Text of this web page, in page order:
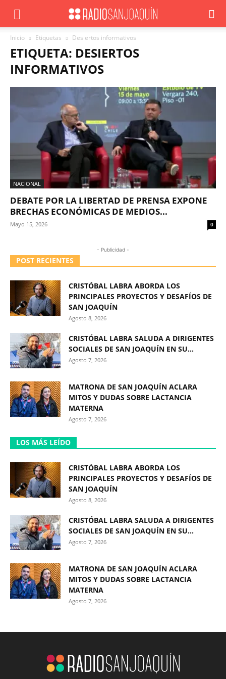
Inicio Etiquetas Desiertos informativos
ETIQUETA: DESIERTOS
INFORMATIVOS
NACIONAL
DEBATE POR LA LIBERTAD DE PRENSA EXPONE
BRECHAS ECONÓMICAS DE MEDIOS...
Mayo 15, 2026 0
- Publicidad -
POST RECIENTES
CRISTÓBAL LABRA ABORDA LOS
PRINCIPALES PROYECTOS Y DESAFÍOS DE
SAN JOAQUÍN
Agosto 8, 2026
CRISTÓBAL LABRA SALUDA A DIRIGENTES
SOCIALES DE SAN JOAQUÍN EN SU...
Agosto 7, 2026
MATRONA DE SAN JOAQUÍN ACLARA
MITOS Y DUDAS SOBRE LACTANCIA
MATERNA
Agosto 7, 2026
LOS MÁS LEÍDO
CRISTÓBAL LABRA ABORDA LOS
PRINCIPALES PROYECTOS Y DESAFÍOS DE
SAN JOAQUÍN
Agosto 8, 2026
CRISTÓBAL LABRA SALUDA A DIRIGENTES
SOCIALES DE SAN JOAQUÍN EN SU...
Agosto 7, 2026
MATRONA DE SAN JOAQUÍN ACLARA
MITOS Y DUDAS SOBRE LACTANCIA
MATERNA
Agosto 7, 2026